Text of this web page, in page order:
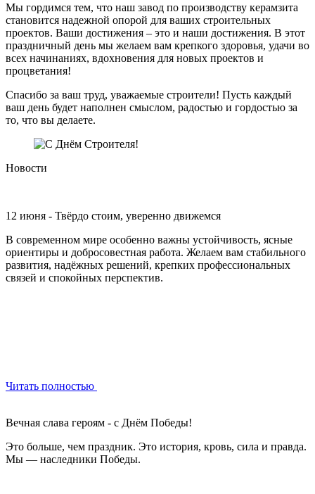
Мы гордимся тем, что наш завод по производству керамзита
становится надежной опорой для ваших строительных
проектов. Ваши достижения – это и наши достижения. В этот
праздничный день мы желаем вам крепкого здоровья, удачи во
всех начинаниях, вдохновения для новых проектов и
процветания!
Спасибо за ваш труд, уважаемые строители! Пусть каждый
ваш день будет наполнен смыслом, радостью и гордостью за
то, что вы делаете.
Новости
12 июня - Твёрдо стоим, уверенно движемся
В современном мире особенно важны устойчивость, ясные
ориентиры и добросовестная работа. Желаем вам стабильного
развития, надёжных решений, крепких профессиональных
связей и спокойных перспектив.
Читать полностью
Вечная слава героям - с Днём Победы!
Это больше, чем праздник. Это история, кровь, сила и правда.
Мы — наследники Победы.